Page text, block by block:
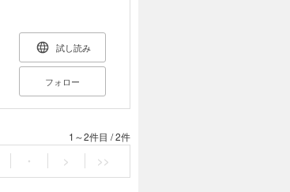
試し読み
フォロー
1～2件目 /2件
・ > >>